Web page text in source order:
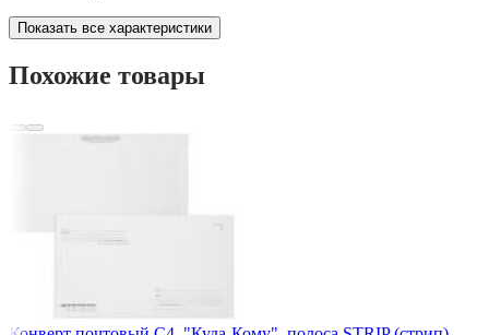
Показать все характеристики
Похожие товары